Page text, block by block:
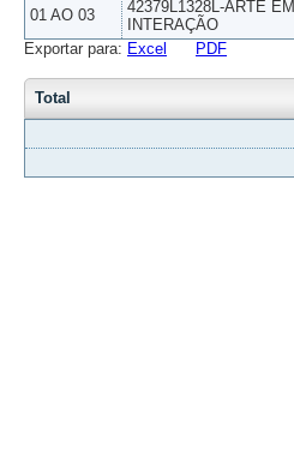
01 AO 03
42379L1328L-ARTE EM
INTERAÇÃO
Exportar para: Excel PDF
Total